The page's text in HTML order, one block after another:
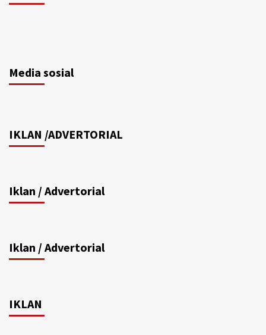
Media sosial
IKLAN /ADVERTORIAL
Iklan / Advertorial
Iklan / Advertorial
IKLAN